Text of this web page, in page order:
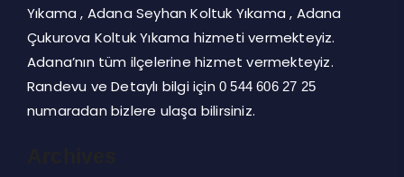
Yıkama , Adana Seyhan Koltuk Yıkama , Adana
Çukurova Koltuk Yıkama hizmeti vermekteyiz.
Adana’nın tüm ilçelerine hizmet vermekteyiz.
Randevu ve Detaylı bilgi için 0 544 606 27 25
numaradan bizlere ulaşa bilirsiniz.